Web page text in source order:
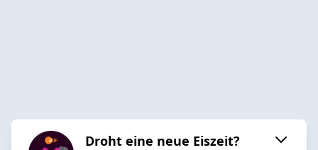
Droht eine neue Eiszeit?